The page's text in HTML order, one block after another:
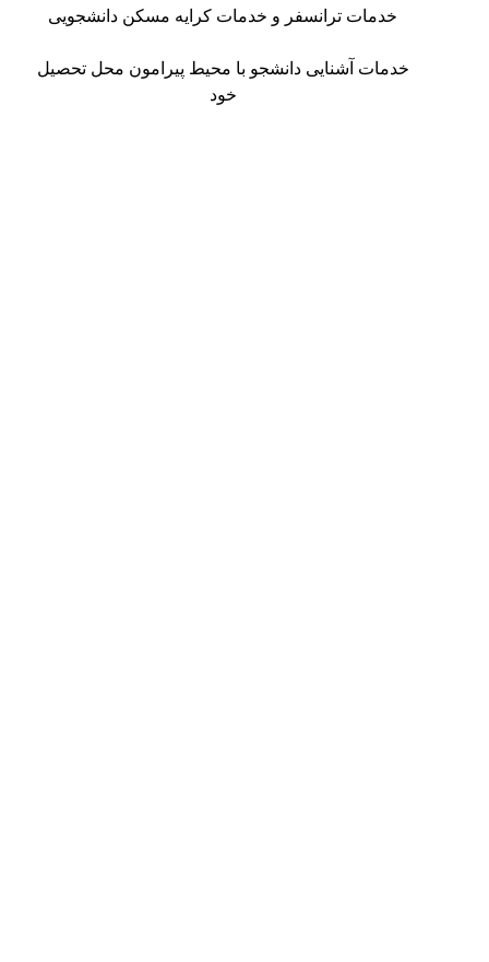
خدمات ترانسفر و خدمات کرایه مسکن دانشجویی
خدمات آشنایی دانشجو با محیط پیرامون محل تحصیل
خود